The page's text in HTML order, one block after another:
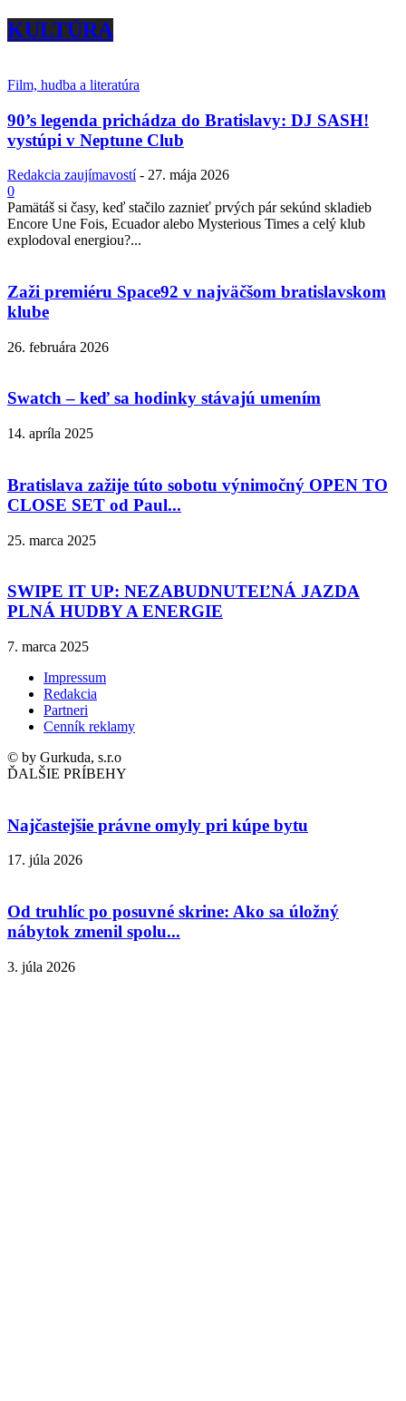
KULTÚRA
Film, hudba a literatúra
90’s legenda prichádza do Bratislavy: DJ SASH!
vystúpi v Neptune Club
Redakcia zaujímavostí - 27. mája 2026
0
Pamätáš si časy, keď stačilo zaznieť prvých pár sekúnd skladieb
Encore Une Fois, Ecuador alebo Mysterious Times a celý klub
explodoval energiou?...
Zaži premiéru Space92 v najväčšom bratislavskom
klube
26. februára 2026
Swatch – keď sa hodinky stávajú umením
14. apríla 2025
Bratislava zažije túto sobotu výnimočný OPEN TO
CLOSE SET od Paul...
25. marca 2025
SWIPE IT UP: NEZABUDNUTEĽNÁ JAZDA
PLNÁ HUDBY A ENERGIE
7. marca 2025
Impressum
Redakcia
Partneri
Cenník reklamy
© by Gurkuda, s.r.o
ĎALŠIE PRÍBEHY
Najčastejšie právne omyly pri kúpe bytu
17. júla 2026
Od truhlíc po posuvné skrine: Ako sa úložný
nábytok zmenil spolu...
3. júla 2026